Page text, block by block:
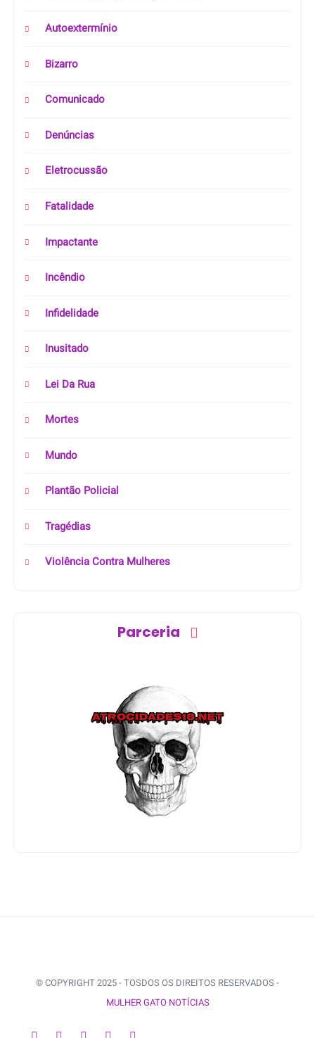
Autoextermínio
Bizarro
Comunicado
Denúncias
Eletrocussão
Fatalidade
Impactante
Incêndio
Infidelidade
Inusitado
Lei Da Rua
Mortes
Mundo
Plantão Policial
Tragédias
Violência Contra Mulheres
Parceria
© COPYRIGHT 2025 - TOSDOS OS DIREITOS RESERVADOS -
MULHER GATO NOTÍCIAS